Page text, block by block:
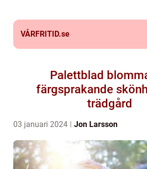
VÅRFRITID.se
Palettblad
färgsprakande
trädgård
03 januari 2024 Jon Larsson